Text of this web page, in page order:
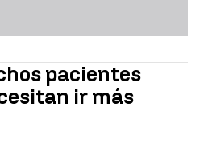
pacientes
ir más